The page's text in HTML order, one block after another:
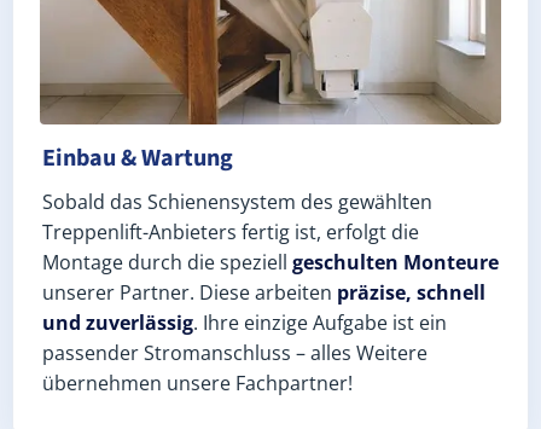
Einbau & Wartung
Sobald das Schienensystem des gewählten
Treppenlift-Anbieters fertig ist, erfolgt die
Montage durch die speziell geschulten Monteure
unserer Partner. Diese arbeiten präzise, schnell
und zuverlässig. Ihre einzige Aufgabe ist ein
passender Stromanschluss – alles Weitere
übernehmen unsere Fachpartner!